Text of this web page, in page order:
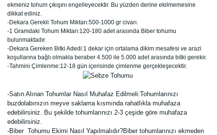
ekmeniz tohum çıkışını engelleyecektir. Bu yüzden derine ekilmemesine
dikkat ediniz.
-Dekara Gerekli Tohum Miktarı:500-1000 gr civarı.
-1 Gramdaki Tohum Miktarı:120-180 adet arasında Biber tohumu
bulunmaktadır.
-Dekara Gereken Bitki Adedi:1 dekar için ortalama dikim mesafesi ve arazi
koşullarına bağlı olmakla beraber 4.500 ile 5.000 adet arasında bitki gerekir.
-Tahmini Çimlenme:12-18 gün içerisinde çimlenme gerçekleşecektir.
-Satın Alınan Tohumlar Nasıl Muhafaz Edilmeli:Tohumlarınızı
buzdolabınızın meyve saklama kısmında rahatlıkla muhafaza
edebilirsiniz. Bu şekilde tohumlarınızı 2-3 çeşide göre muhafaza
edebilirsiniz.
-Biber Tohumu Ekimi Nasıl Yapılmalıdır?Biber tohumlarınızı ekmeden